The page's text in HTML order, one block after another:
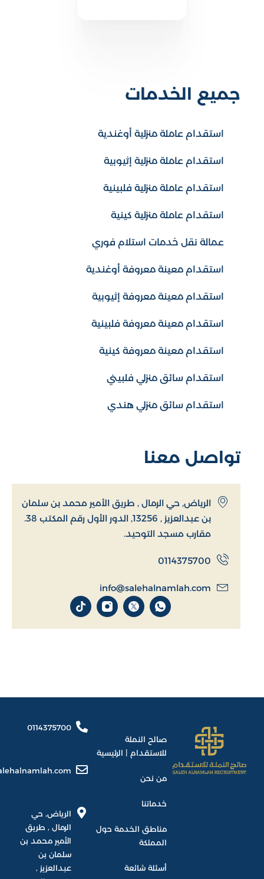
جميع الخدمات
استقدام عاملة منزلية أوغندية
استقدام عاملة منزلية إثيوبية
استقدام عاملة منزلية فلبينية
استقدام عاملة منزلية كينية
عمالة نقل خدمات استلام فوري
استقدام معينة معروفة أوغندية
استقدام معينة معروفة إثيوبية
استقدام معينة معروفة فلبينية
استقدام معينة معروفة كينية
استقدام سائق منزلي فلبيني
استقدام سائق منزلي هندي
تواصل معنا
الرياض, حي الرمال , طريق الأمير محمد بن سلمان
بن عبدالعزيز , 13256, الدور الأول رقم المكتب 38.
مقارب مسجد التوحيد.
0114375700
info@salehalnamlah.com
صالح النملة
للاستقدام | الرئيسية
من نحن
خدماتنا
مناطق الخدمة حول
المملكة
أسئلة شائعة
0114375700
الرياض, حي
الرمال , طريق
الأمير محمد بن
سلمان بن
عبدالعزيز ,